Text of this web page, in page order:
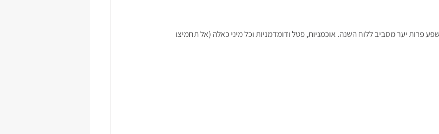
פרות יער מסביב ללוח השנה. אוכמניות, פטל ודומדמניות וכל מיני כאלה (אל תחמיצו